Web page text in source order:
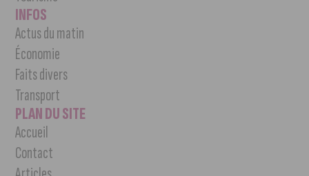
INFOS
Actus du matin
Économie
Faits divers
Transport
PLAN DU SITE
Accueil
Contact